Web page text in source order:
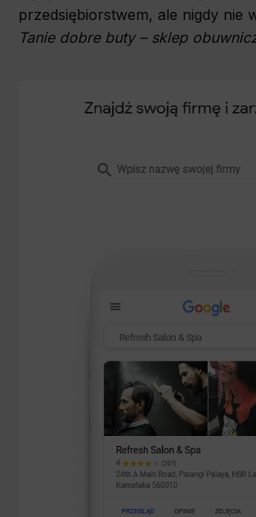
przedsiębiorstwem, ale nigdy nie
Tanie dobre buty – sklep